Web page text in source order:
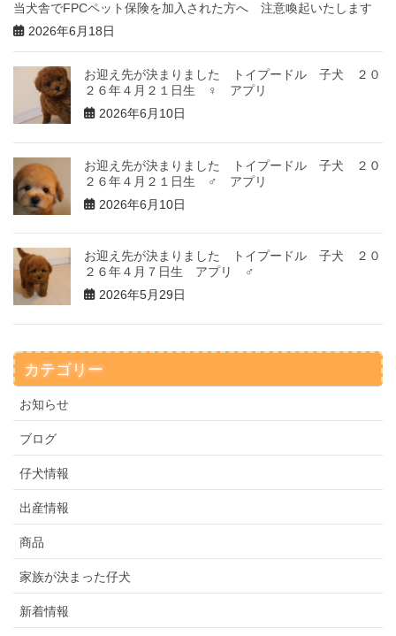
当犬舎でFPCペット保険を加入された方へ 注意喚起いたします
2026年6月18日
お迎え先が決まりました トイプードル 子犬 ２０
２６年４月２１日生 ♀ アプリ
2026年6月10日
お迎え先が決まりました トイプードル 子犬 ２０
２６年４月２１日生 ♂ アプリ
2026年6月10日
お迎え先が決まりました トイプードル 子犬 ２０
２６年４月７日生 アプリ ♂
2026年5月29日
カテゴリー
お知らせ
ブログ
仔犬情報
出産情報
商品
家族が決まった仔犬
新着情報